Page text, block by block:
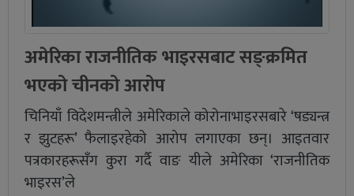
अमेरिका राजनीतिक भाइरसबाट सङ्क्रमित
भएको चीनको आरोप
चिनियाँ विदेशमन्त्रीले अमेरिकाले कोरोनाभाइरसबारे ‘षड्यन्त्र
र झुटहरू’ फैलाइरहेको आरोप लगाएका छन्। आइतवार
पत्रकारहरूसँग कुरा गर्दै वाङ यीले अमेरिका ‘राजनीतिक
भाइरस’ले